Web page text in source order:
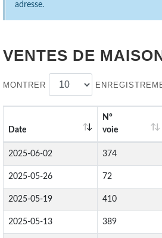
adresse.
VENTES DE
MONTRER
Date
N°
voie
2025-06-02 374
2025-05-26 72
2025-05-19 410
2025-05-13 389